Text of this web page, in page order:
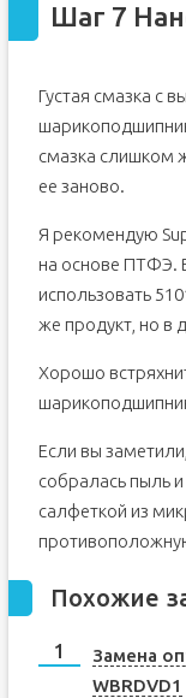
Шаг 7
Густая смазка с
смазка слишком
ее заново.
Я рекомендую
на основе ПТФЭ.
использовать
же продукт, но в
Хорошо
Если вы
собралась пыль
салфеткой из
Похожие
Замена
WBRDVD1